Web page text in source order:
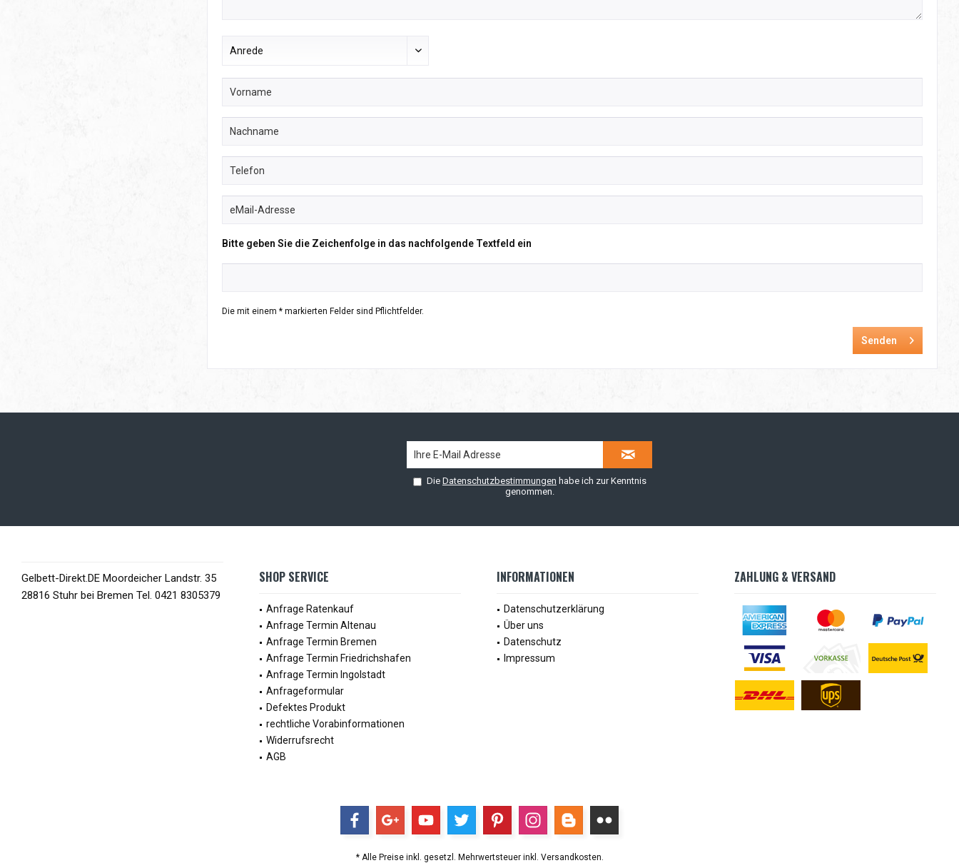
Bitte geben Sie die Zeichenfolge in das nachfolgende Textfeld ein
Die mit einem * markierten Felder sind Pflichtfelder.
Senden
Die Datenschutzbestimmungen habe ich zur Kenntnis
genommen.
Gelbett-Direkt.DE Moordeicher Landstr. 35
28816 Stuhr bei Bremen Tel. 0421 8305379
SHOP SERVICE
Anfrage Ratenkauf
Anfrage Termin Altenau
Anfrage Termin Bremen
Anfrage Termin Friedrichshafen
Anfrage Termin Ingolstadt
Anfrageformular
Defektes Produkt
rechtliche Vorabinformationen
Widerrufsrecht
AGB
INFORMATIONEN
Datenschutzerklärung
Über uns
Datenschutz
Impressum
ZAHLUNG & VERSAND
* Alle Preise inkl. gesetzl. Mehrwertsteuer inkl. Versandkosten.